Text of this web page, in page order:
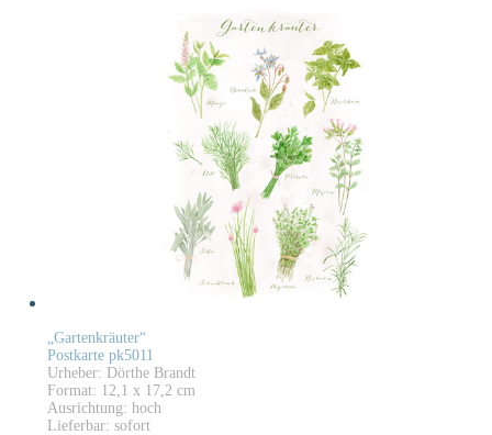
„Gartenkräuter“
Postkarte pk5011
Urheber: Dörthe Brandt
Format: 12,1 x 17,2 cm
Ausrichtung: hoch
Lieferbar: sofort